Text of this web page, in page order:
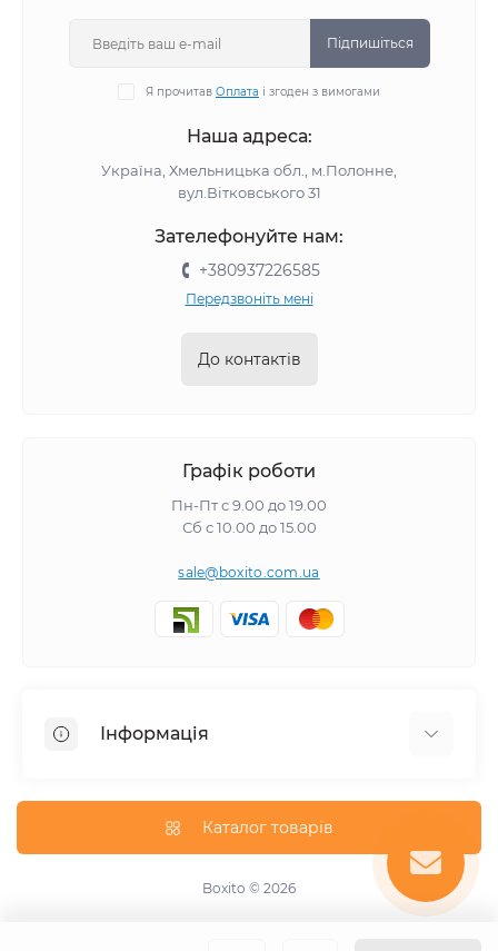
Підпишіться
Я прочитав Оплата і згоден з вимогами
Наша адреса:
Україна, Хмельницька обл., м.Полонне,
вул.Вітковського 31
Зателефонуйте нам:
+380937226585
Передзвоніть мені
До контактів
Графік роботи
Пн-Пт с 9.00 до 19.00
Сб с 10.00 до 15.00
sale@boxito.com.ua
Інформація
Про магазин
Каталог товарів
Boxito © 2026